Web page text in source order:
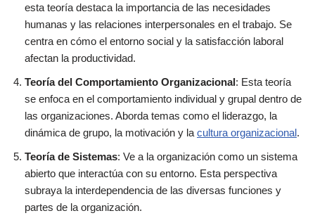
esta teoría destaca la importancia de las necesidades
humanas y las relaciones interpersonales en el trabajo. Se
centra en cómo el entorno social y la satisfacción laboral
afectan la productividad.
Teoría del Comportamiento Organizacional: Esta teoría
se enfoca en el comportamiento individual y grupal dentro de
las organizaciones. Aborda temas como el liderazgo, la
dinámica de grupo, la motivación y la cultura organizacional.
Teoría de Sistemas: Ve a la organización como un sistema
abierto que interactúa con su entorno. Esta perspectiva
subraya la interdependencia de las diversas funciones y
partes de la organización.